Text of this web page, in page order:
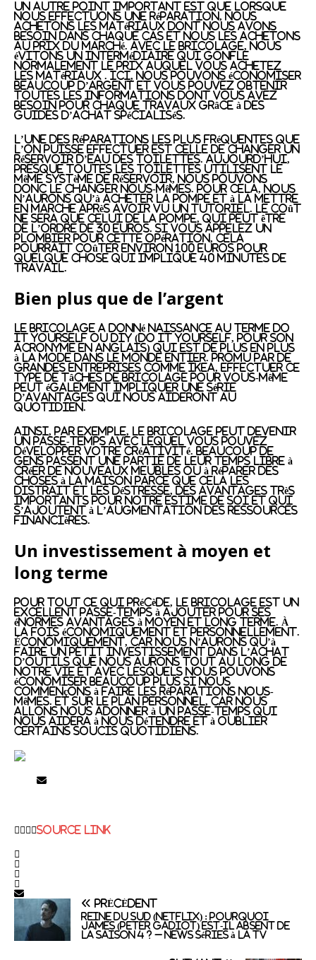
Un autre point important est que lorsque
nous effectuons une réparation, nous
achetons les matériaux dont nous avons
besoin dans chaque cas et nous les achetons
au prix du marché. Avec le bricolage, nous
évitons un intermédiaire qui gonfle
normalement le prix auquel vous achetez
les matériaux . Ici, nous pouvons économiser
beaucoup d’argent et vous pouvez obtenir
toutes les informations dont vous avez
besoin pour chaque travaux grâce à des
guides d’achat spécialisés.
L’une des réparations les plus fréquentes que
l’on puisse effectuer est celle de changer un
réservoir d’eau des toilettes. Aujourd’hui,
presque toutes les toilettes utilisent le
même système de réservoir, nous pouvons
donc le changer nous-mêmes. Pour cela, nous
n’aurons qu’à acheter la pompe et à la mettre
en marche après avoir vu un tutoriel. Le coût
ne sera que celui de la pompe, qui peut être
de l’ordre de 30 euros. Si vous appelez un
plombier pour cette opération, cela
pourrait coûter environ 100 euros pour
quelque chose qui implique 40 minutes de
travail.
Bien plus que de l’argent
Le bricolage a donné naissance au terme Do
it yourself ou DIY (Do it yourself, pour son
acronyme en anglais) qui est de plus en plus
à la mode dans le monde entier. Promu par de
grandes entreprises comme Ikea, effectuer ce
type de tâches de bricolage pour vous-même
peut également impliquer une série
d’avantages qui nous aideront au
quotidien.
Ainsi, par exemple, le bricolage peut devenir
un passe-temps avec lequel vous pouvez
développer votre créativité. Beaucoup de
gens passent une partie de leur temps libre à
créer de nouveaux meubles ou à réparer des
choses à la maison parce que cela les
distrait et les déstresse, des avantages très
importants pour notre estime de soi et qui
s’ajoutent à l’augmentation des ressources
financières.
Un investissement à moyen et
long terme
Pour tout ce qui précède, le bricolage est un
excellent passe-temps à ajouter pour ses
énormes avantages à moyen et long terme. À
la fois économiquement et personnellement.
Économiquement, car nous n’aurons qu’à
faire un petit investissement dans l’achat
d’outils que nous aurons tout au long de
notre vie et avec lesquels nous pouvons
économiser beaucoup plus si nous
commençons à faire les réparations nous-
mêmes. Et sur le plan personnel, car nous
allons nous adonner à un passe-temps qui
nous aidera à nous détendre et à oublier
certains soucis quotidiens.
Source link
PRÉCÉDENT
Reine du Sud (Netflix) : pourquoi
James (Peter Gadiot) est-il absent de
la saison 4 ? – News Séries à la TV